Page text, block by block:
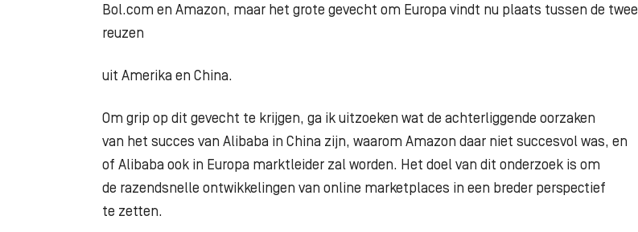
Bol.com en Amazon, maar het grote gevecht om Europa vindt nu plaats tussen de twee
reuzen
uit Amerika en China.
Om grip op dit gevecht te krijgen, ga ik uitzoeken wat de achterliggende oorzaken
van het succes van Alibaba in China zijn, waarom Amazon daar niet succesvol was, en
of Alibaba ook in Europa marktleider zal worden. Het doel van dit onderzoek is om
de razendsnelle ontwikkelingen van online marketplaces in een breder perspectief
te zetten.